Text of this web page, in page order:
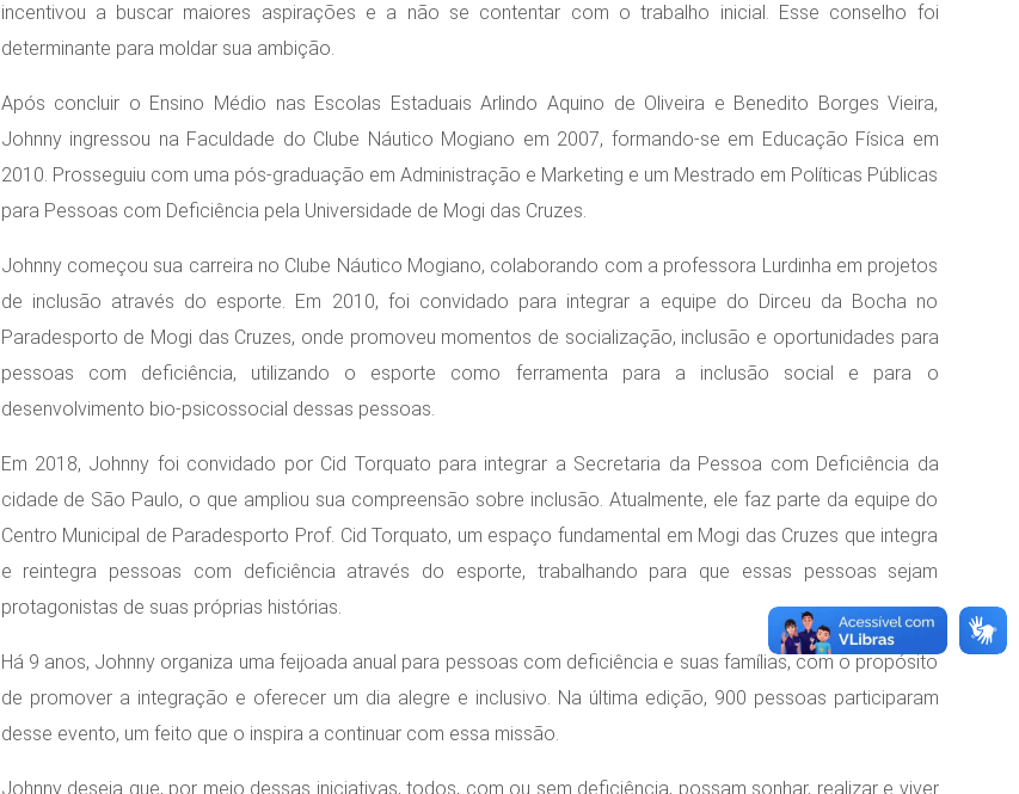
incentivou a buscar maiores aspirações e a não se contentar com o trabalho inicial. Esse conselho foi
determinante para moldar sua ambição.
Após concluir o Ensino Médio nas Escolas Estaduais Arlindo Aquino de Oliveira e Benedito Borges Vieira,
Johnny ingressou na Faculdade do Clube Náutico Mogiano em 2007, formando-se em Educação Física em
2010. Prosseguiu com uma pós-graduação em Administração e Marketing e um Mestrado em Políticas Públicas
para Pessoas com Deficiência pela Universidade de Mogi das Cruzes.
Johnny começou sua carreira no Clube Náutico Mogiano, colaborando com a professora Lurdinha em projetos
de inclusão através do esporte. Em 2010, foi convidado para integrar a equipe do Dirceu da Bocha no
Paradesporto de Mogi das Cruzes, onde promoveu momentos de socialização, inclusão e oportunidades para
pessoas com deficiência, utilizando o esporte como ferramenta para a inclusão social e para o
desenvolvimento bio-psicossocial dessas pessoas.
Em 2018, Johnny foi convidado por Cid Torquato para integrar a Secretaria da Pessoa com Deficiência da
cidade de São Paulo, o que ampliou sua compreensão sobre inclusão. Atualmente, ele faz parte da equipe do
Centro Municipal de Paradesporto Prof. Cid Torquato, um espaço fundamental em Mogi das Cruzes que integra
e reintegra pessoas com deficiência através do esporte, trabalhando para que essas pessoas sejam
protagonistas de suas próprias histórias.
Há 9 anos, Johnny organiza uma feijoada anual para pessoas com deficiência e suas famílias, com o propósito
de promover a integração e oferecer um dia alegre e inclusivo. Na última edição, 900 pessoas participaram
desse evento, um feito que o inspira a continuar com essa missão.
Johnny deseja que, por meio dessas iniciativas, todos, com ou sem deficiência, possam sonhar, realizar e viver